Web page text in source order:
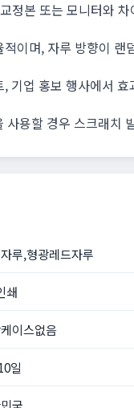
정본 또는 모니터와
이며, 자루 방향이
기업 홍보 행사에서
용할 경우 스크래치
루,형광레드자루
쇄
이스없음
일